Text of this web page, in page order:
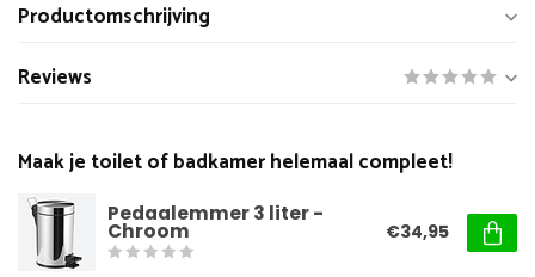
Productomschrijving
Reviews
Maak je toilet of badkamer helemaal compleet!
Pedaalemmer 3 liter -
Chroom €34,95